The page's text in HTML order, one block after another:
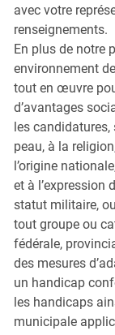
avec votre
renseignements.
En plus de notre
environnement
tout en œuvre
d’avantages
les candidatures,
peau, à la
l’origine
et à l’expression
statut militaire,
tout groupe ou
fédérale,
des mesures
un handicap
les handicaps
municipale